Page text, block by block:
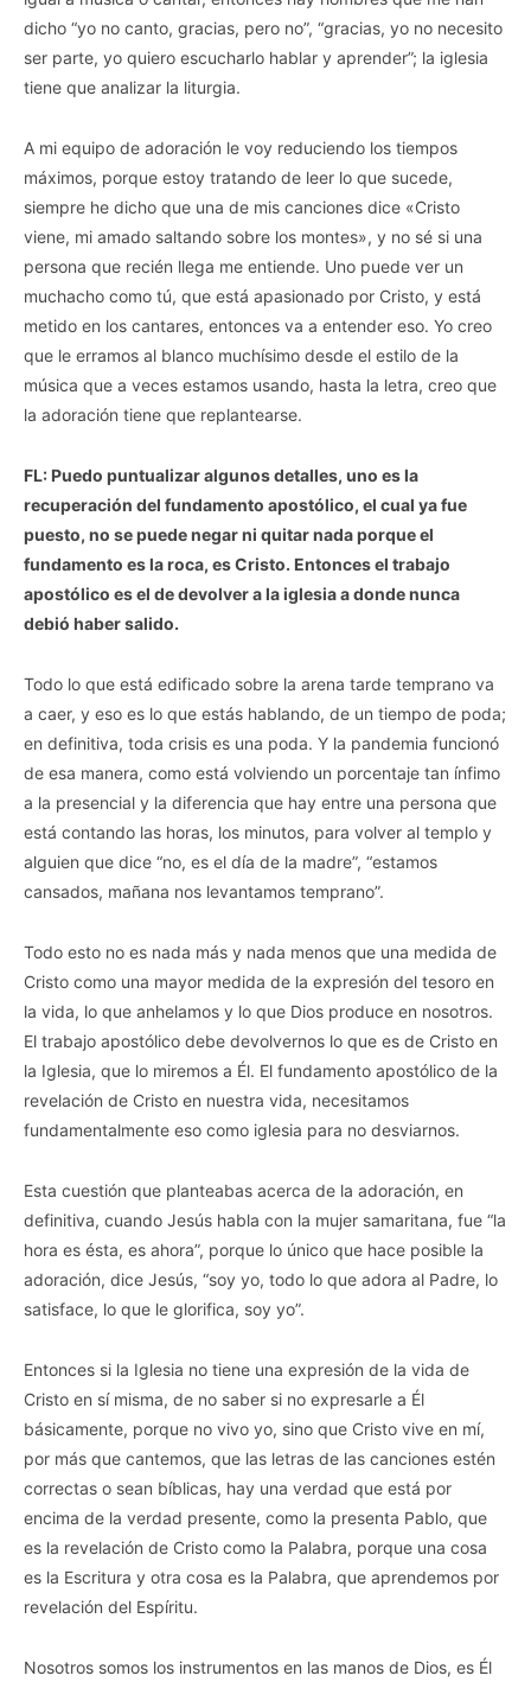
dicho “yo no canto, gracias, pero no”, “gracias, yo no necesito
ser parte, yo quiero escucharlo hablar y aprender”; la iglesia
tiene que analizar la liturgia.
A mi equipo de adoración le voy reduciendo los tiempos
máximos, porque estoy tratando de leer lo que sucede,
siempre he dicho que una de mis canciones dice «Cristo
viene, mi amado saltando sobre los montes», y no sé si una
persona que recién llega me entiende. Uno puede ver un
muchacho como tú, que está apasionado por Cristo, y está
metido en los cantares, entonces va a entender eso. Yo creo
que le erramos al blanco muchísimo desde el estilo de la
música que a veces estamos usando, hasta la letra, creo que
la adoración tiene que replantearse.
FL: Puedo puntualizar algunos detalles, uno es la
recuperación del fundamento apostólico, el cual ya fue
puesto, no se puede negar ni quitar nada porque el
fundamento es la roca, es Cristo. Entonces el trabajo
apostólico es el de devolver a la iglesia a donde nunca
debió haber salido.
Todo lo que está edificado sobre la arena tarde temprano va
a caer, y eso es lo que estás hablando, de un tiempo de poda;
en definitiva, toda crisis es una poda. Y la pandemia funcionó
de esa manera, como está volviendo un porcentaje tan ínfimo
a la presencial y la diferencia que hay entre una persona que
está contando las horas, los minutos, para volver al templo y
alguien que dice “no, es el día de la madre”, “estamos
cansados, mañana nos levantamos temprano”.
Todo esto no es nada más y nada menos que una medida de
Cristo como una mayor medida de la expresión del tesoro en
la vida, lo que anhelamos y lo que Dios produce en nosotros.
El trabajo apostólico debe devolvernos lo que es de Cristo en
la Iglesia, que lo miremos a Él. El fundamento apostólico de la
revelación de Cristo en nuestra vida, necesitamos
fundamentalmente eso como iglesia para no desviarnos.
Esta cuestión que planteabas acerca de la adoración, en
definitiva, cuando Jesús habla con la mujer samaritana, fue “la
hora es ésta, es ahora”, porque lo único que hace posible la
adoración, dice Jesús, “soy yo, todo lo que adora al Padre, lo
satisface, lo que le glorifica, soy yo”.
Entonces si la Iglesia no tiene una expresión de la vida de
Cristo en sí misma, de no saber si no expresarle a Él
básicamente, porque no vivo yo, sino que Cristo vive en mí,
por más que cantemos, que las letras de las canciones estén
correctas o sean bíblicas, hay una verdad que está por
encima de la verdad presente, como la presenta Pablo, que
es la revelación de Cristo como la Palabra, porque una cosa
es la Escritura y otra cosa es la Palabra, que aprendemos por
revelación del Espíritu.
Nosotros somos los instrumentos en las manos de Dios, es Él